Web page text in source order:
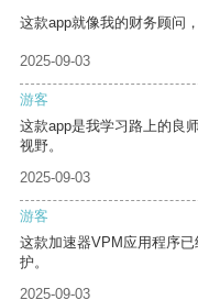
这款app就像我的财务顾问
2025-09-03
游客
这款app是我学习路上的良
视野。
2025-09-03
游客
这款加速器VPM应用程序
护。
2025-09-03